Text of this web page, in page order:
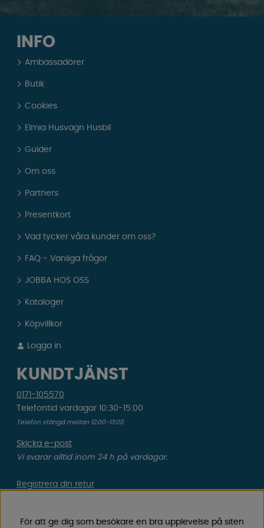
INFO
Ambassadörer
Butik
Cookies
Elmia Husvagn Husbil
Guider
Om oss
Partners
Presentkort
Vad tycker våra kunder om oss?
FAQ - Vanliga frågor
JOBBA HOS OSS
Kataloger
Köpvillkor
Logga in
KUNDTJÄNST
0171-105570
Telefontid vardagar 10:30-15:00
Telefon stängd mellan 12:00-13:00
Skicka e-post
Vi svarar alltid inom 24 h på vardagar.
Registrera din retur
Registrera din reklamation
För att ge dig som besökare en bra upplevelse på siten